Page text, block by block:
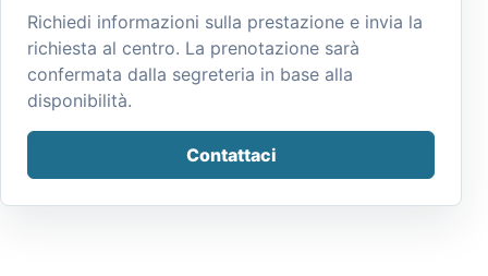
Richiedi informazioni sulla prestazione e invia la
richiesta al centro. La prenotazione sarà
confermata dalla segreteria in base alla
disponibilità.
Contattaci